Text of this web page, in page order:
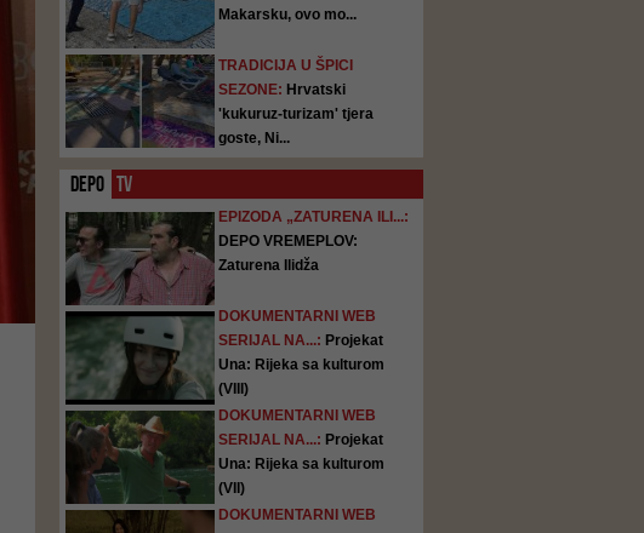
Makarsku, ovo mo...
TRADICIJA U ŠPICI
SEZONE: Hrvatski
'kukuruz-turizam' tjera
goste, Ni...
DEPO TV
EPIZODA „ZATURENA ILI...:
DEPO VREMEPLOV:
Zaturena Ilidža
DOKUMENTARNI WEB
SERIJAL NA...: Projekat
Una: Rijeka sa kulturom
(VIII)
DOKUMENTARNI WEB
SERIJAL NA...: Projekat
Una: Rijeka sa kulturom
(VII)
DOKUMENTARNI WEB